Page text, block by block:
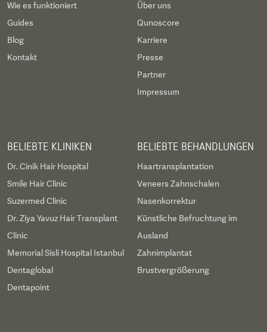
Wie es funktioniert
Guides
Blog
Kontakt
Über uns
Qunoscore
Karriere
Presse
Partner
Impressum
BELIEBTE KLINIKEN
Dr. Cinik Hair Hospital
Smile Hair Clinic
Suzermed Clinic
Dr. Ziya Yavuz Hair Transplant
Clinic
Memorial Sisli Hospital Istanbul
Dentaglobal
Dentapoint
BELIEBTE BEHANDLUNGEN
Haartransplantation
Veneers Zahnschalen
Nasenkorrektur
Künstliche Befruchtung im
Ausland
Zahnimplantat
Brustvergrößerung